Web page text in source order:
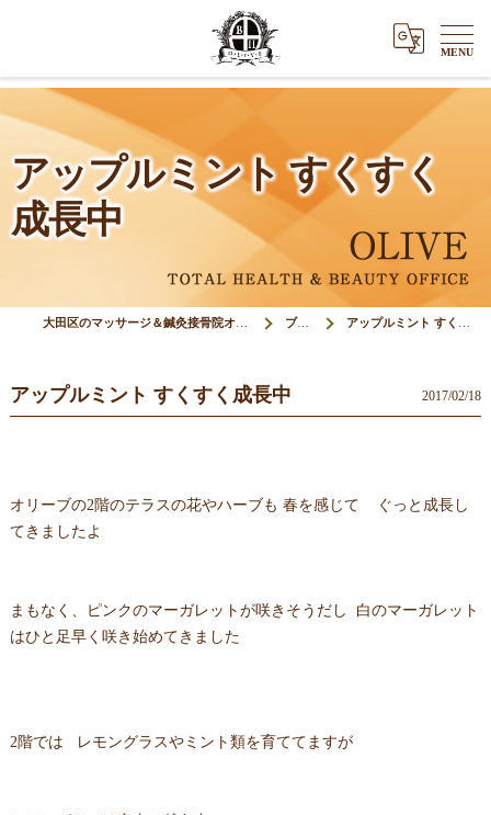
アップルミント すくすく
成長中
大田区のマッサージ＆鍼灸接骨院オリーブ(Olive) ブログ アップルミント すくすく成長中
アップルミント すくすく成長中 2017/02/18
オリーブの2階のテラスの花やハーブも 春を感じて ぐっと成長し
てきましたよ
まもなく、ピンクのマーガレットが咲きそうだし 白のマーガレット
はひと足早く咲き始めてきました
2階では レモングラスやミント類を育ててますが